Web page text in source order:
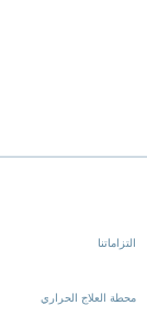
التزاماتنا
محطة العلاج الحراري